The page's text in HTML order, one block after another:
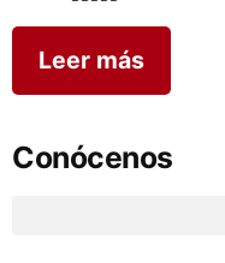
Valorado
en
0
de
Leer más
Conócenos